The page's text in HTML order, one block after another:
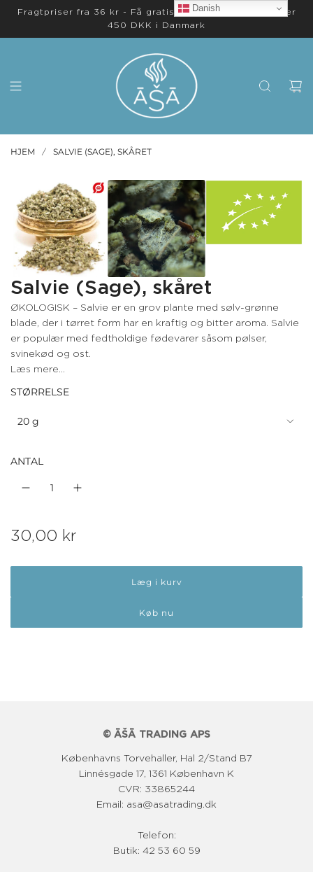
Fragtpriser fra 36 kr - Få gratis levering på ordrer over
450 DKK i Danmark
HJEM / SALVIE (SAGE), SKÅRET
Salvie (Sage), skåret
ØKOLOGISK – Salvie er en grov plante med sølv-grønne
blade, der i tørret form har en kraftig og bitter aroma. Salvie
er populær med fedtholdige fødevarer såsom pølser,
svinekød og ost.
Læs mere...
STØRRELSE
20 g
ANTAL
N
30,00 kr
Læg i kurv
Køb nu
© ĀŠĀ TRADING APS
Københavns Torvehaller, Hal 2/Stand B7
Linnésgade 17, 1361 København K
CVR: 33865244
Email: asa@asatrading.dk
Telefon:
Butik: 42 53 60 59
Danish